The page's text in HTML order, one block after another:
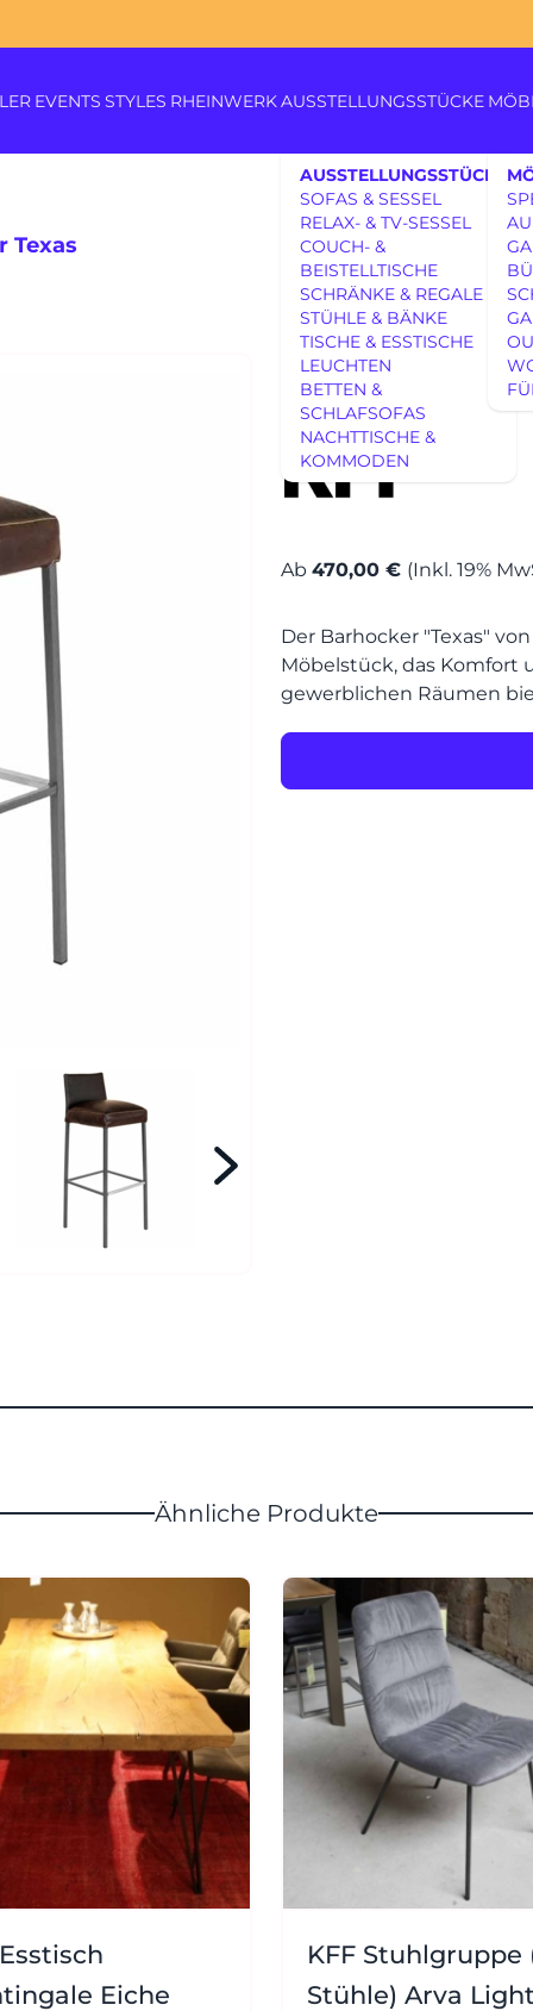
EVENTS STYLES RHEINWERKAUSSTELLUNGSSTÜCKE
AUSSTELLUNGSSTÜCKE
SOFAS & SESSEL
RELAX- & TV-SESSEL
COUCH- &
BEISTELLTISCHE
SCHRÄNKE & REGALE
STÜHLE & BÄNKE
TISCHE & ESSTISCHE
LEUCHTEN
BETTEN &
SCHLAFSOFAS
NACHTTISCHE &
KOMMODEN
UNSERE EXPERTISE
UNSERE EXPERTISE
REFERENZEN
HERSTELLER
EVENTS
RHEINWERK
AUSSTELLUNGSSTÜCKE
AUSSTELLUNGSSTÜCKE
MÖBEL
MÖBEL
Texas
KFF
Ab 470,00 € (Inkl. 19%
Der Barhocker "Texas"
Möbelstück, das Komfort
gewerblichen Räumen
Ähnliche Produkte
Eiche
KFF Stuhlgruppe
Stühle) Arva
Senden
Königswinterer Str. 319
53639 Königswinter-
0 22 23 - 91 89 0
Di.-Fr. 10-18 Uhr
Sa. 10-17 Uhr
Montag geschlossen